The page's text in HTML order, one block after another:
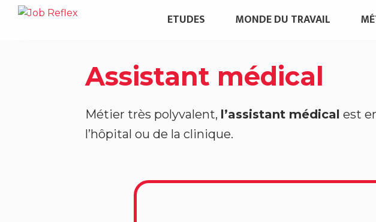
P
ETUDES MONDE DU TRAVAIL
Assistant médical
Métier très polyvalent, l’assistant médical est
l’hôpital ou de la clinique.